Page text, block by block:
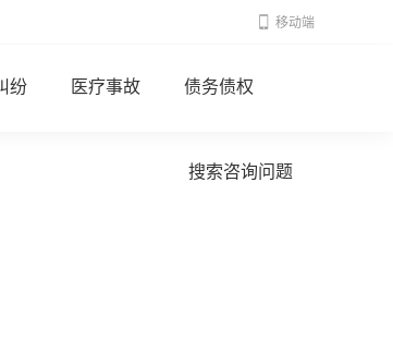
移动端
纷 医疗事故 债务债权
搜索咨询问题
吗？